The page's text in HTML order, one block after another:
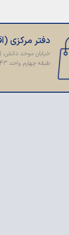
دفتر مرکزی
خیابان موحد
طبقه چهارم واحد 43